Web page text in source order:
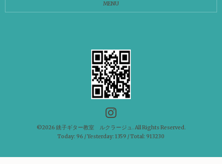
MENU
©2026 銚子ギター教室 ルクラージュ . All Rights Reserved.
Today: 96 / Yesterday: 1359 / Total: 913230